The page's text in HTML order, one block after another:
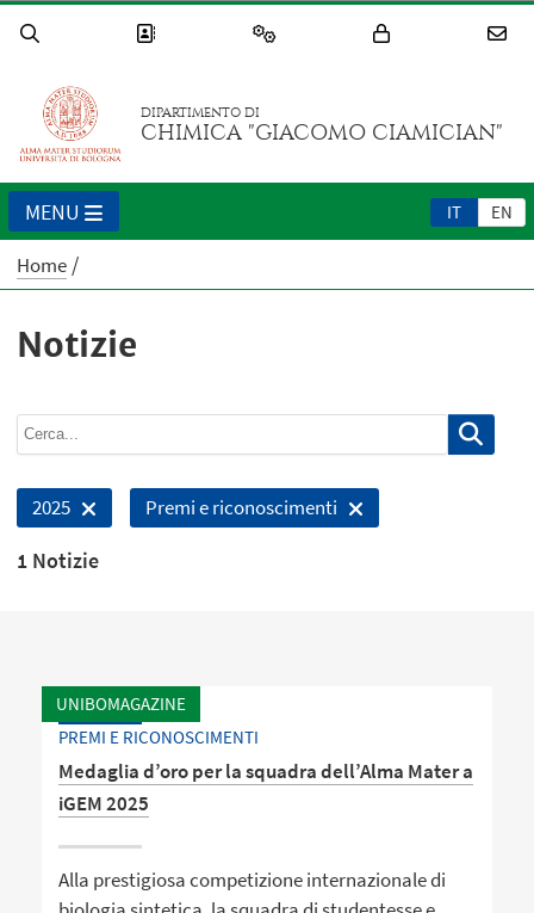
DIPARTIMENTO DI
CHIMICA "GIACOMO CIAMICIAN"
IT EN
MENU
Home
Notizie
2025 Premi e riconoscimenti
1 Notizie
UNIBOMAGAZINE
PREMI E RICONOSCIMENTI
Medaglia d’oro per la squadra dell’Alma Mater a
iGEM 2025
Alla prestigiosa competizione internazionale di